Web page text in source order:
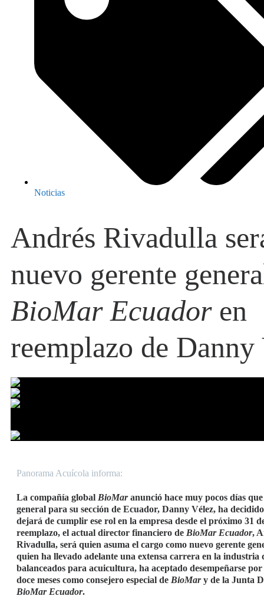
Noticias
Andrés Rivadulla
nuevo gerente
BioMar Ecuadoren
reemplazo de Danny
Panorama Acuícola informa:
La compañía global BioMaranunció hace muy pocos días
general para su sección de Ecuador, Danny Vélez, ha
dejará de cumplir ese rol en la empresa desde el próximo 31
reemplazo, el actual director financiero de BioMar Ecuador,
Rivadulla, será quien asuma el cargo como nuevo gerente
quien ha llevado adelante una extensa carrera en la industria
balanceados para acuicultura, ha aceptado desempeñarse
doce meses como consejero especial de BioMary de la Junta
BioMar Ecuador.